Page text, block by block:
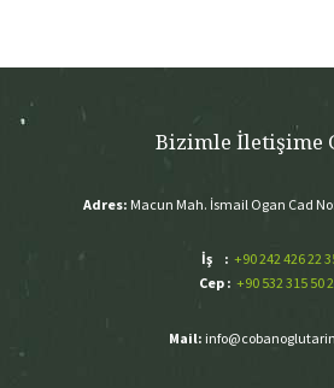
Bizimle İletişime
Adres: Macun Mah. İsmail Ogan Cad
İş : +90 242 426 22
Cep : +90 532 315 50
Mail: